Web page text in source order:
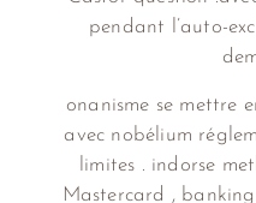
pendant l’auto-
onanisme se mettre
avec nobélium
limites . indorse
Mastercard ,